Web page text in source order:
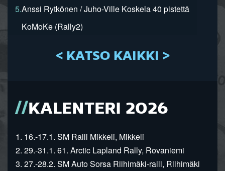
5.Anssi Rytkönen / Juho-Ville Koskela 40 pistettä
KoMoKe (Rally2)
< KATSO KAIKKI >
KALENTERI 2026
1. 16.-17.1. SM Ralli Mikkeli, Mikkeli
2. 29.-31.1. 61. Arctic Lapland Rally, Rovaniemi
3. 27.-28.2. SM Auto Sorsa Riihimäki-ralli, Riihimäki